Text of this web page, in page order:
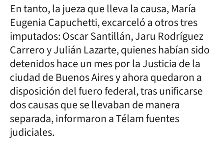
En tanto, la jueza que lleva la causa, María
Eugenia Capuchetti, excarceló a otros tres
imputados: Oscar Santillán, Jaru Rodríguez
Carrero y Julián Lazarte, quienes habían sido
detenidos hace un mes por la Justicia de la
ciudad de Buenos Aires y ahora quedaron a
disposición del fuero federal, tras unificarse
dos causas que se llevaban de manera
separada, informaron a Télam fuentes
judiciales.